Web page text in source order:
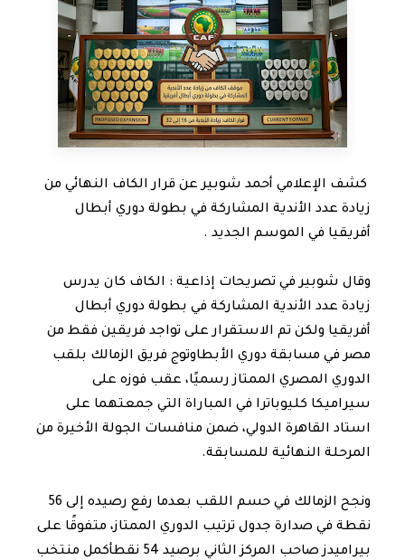
كشف الإعلامي أحمد شوبير عن قرار الكاف النهائي من
زيادة عدد الأندية المشاركة في بطولة دوري أبطال
أفريقيا في الموسم الجديد .
وقال شوبير في تصريحات إذاعية : الكاف كان يدرس
زيادة عدد الأندية المشاركة في بطولة دوري أبطال
أفريقيا ولكن تم الاستقرار على تواجد فريقين فقط من
مصر في مسابقة دوري الأبطاوتوج فريق الزمالك بلقب
الدوري المصري الممتاز رسميًا، عقب فوزه على
سيراميكا كليوباترا في المباراة التي جمعتهما على
استاد القاهرة الدولي، ضمن منافسات الجولة الأخيرة من
المرحلة النهائية للمسابقة.
ونجح الزمالك في حسم اللقب بعدما رفع رصيده إلى 56
نقطة في صدارة جدول ترتيب الدوري الممتاز، متفوقًا على
بيراميدز صاحب المركز الثاني برصيد 54 نقطأكمل منتخب